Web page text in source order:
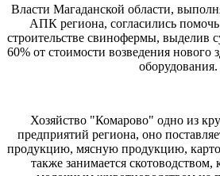
Власти Магаданской области,
АПК региона, согласились
строительстве свинофермы, выделив
60% от стоимости возведения нового
оборудования.
Хозяйство "Комарово" одно из
предприятий региона, оно
продукцию, мясную продукцию,
также занимается скотоводством,